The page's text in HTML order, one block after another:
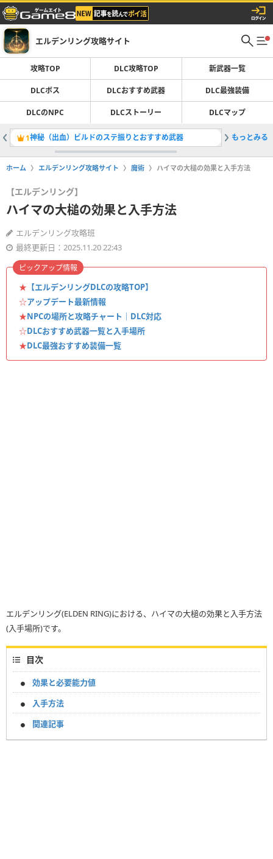
エルデンリング攻略サイト
攻略TOP DLC攻略TOP 新武器一覧
DLCボス DLCおすすめ武器 DLC最強装備
DLCのNPC DLCストーリー DLCマップ
1神秘（出血）ビルドのステ振りとおすすめ武器 2ミリセ
もっとみる
ホーム エルデンリング攻略サイト 魔術 ハイマの大槌の効果と入手方法
【エルデンリング】
ハイマの大槌の効果と入手方法
エルデンリング攻略班
最終更新日：2025.11.20 22:43
★ 【エルデンリングDLCの攻略TOP】
☆アップデート最新情報
★NPCの場所と攻略チャート｜DLC対応
☆DLCおすすめ武器一覧と入手場所
★DLC最強おすすめ装備一覧
ピックアップ情報
エルデンリング(ELDEN RING)における、ハイマの大槌の効果と入手方法
(入手場所)です。
目次
効果と必要能力値
入手方法
関連記事